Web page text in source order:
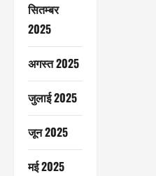
सितम्बर
2025
अगस्त 2025
जुलाई 2025
जून 2025
मई 2025